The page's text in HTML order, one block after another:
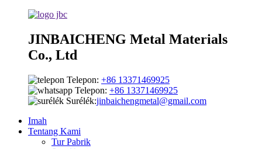
JINBAICHENG Metal Materials
Co., Ltd
Telepon: +86 13371469925
Telepon: +86 13371469925
Surélék:jinbaichengmetal@gmail.com
Imah
Tentang Kami
Tur Pabrik